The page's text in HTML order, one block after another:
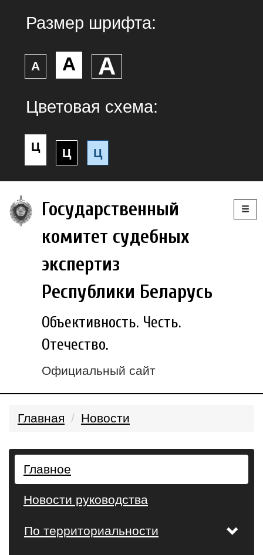
Размер шрифта:
А А А
Цветовая схема:
Ц Ц Ц
Государственный
комитет судебных
экспертиз
Республики Беларусь
Объективность. Честь.
Отечество.
Официальный сайт
Главная Новости
Главное
Новости руководства
По территориальности